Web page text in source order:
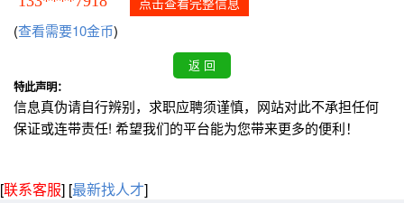
(查看需要10金币)
特此声明：
信息真伪请自行辨别，求职应聘须谨慎，网站对此不承担任何
保证或连带责任! 希望我们的平台能为您带来更多的便利！
[联系客服] [最新找人才]